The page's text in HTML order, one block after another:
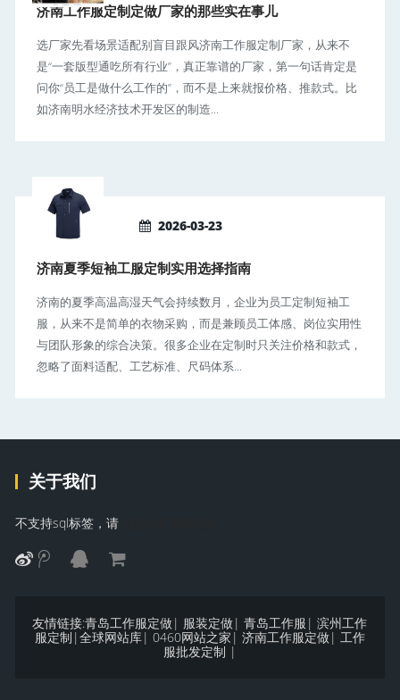
济南工作服定制定做厂家的那些实在事儿
选厂家先看场景适配别盲目跟风济南工作服定制厂家，从来不
是“一套版型通吃所有行业”，真正靠谱的厂家，第一句话肯定是
问你“员工是做什么工作的”，而不是上来就报价格、推款式。比
如济南明水经济技术开发区的制造...
2026-03-23
济南夏季短袖工服定制实用选择指南
济南的夏季高温高湿天气会持续数月，企业为员工定制短袖工
服，从来不是简单的衣物采购，而是兼顾员工体感、岗位实用性
与团队形象的综合决策。很多企业在定制时只关注价格和款式，
忽略了面料适配、工艺标准、尺码体系...
关于我们
不支持sql标签，请
友情链接:青岛工作服定做| 服装定做|青岛工作服 |滨州工作
服定制 | 全球网站库| 0460网站之家 | 济南工作服定做| 工作
服批发定制 |